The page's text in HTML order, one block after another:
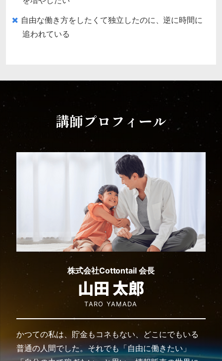
自由な働き方をしたくて独立したのに、逆に時間に
追われている
講師プロフィール
株式会社Cottontail 会長
山田 太郎
TARO YAMADA
かつての私は、貯金もコネもない、どこにでもいる
普通の人間でした。それでも「自由に働きたい」